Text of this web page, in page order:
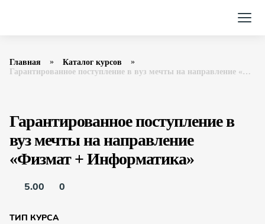
Главная
Каталог курсов
Гарантированное поступление в вуз мечты на направление «Физмат + Информатика» Фоксфорд
Гарантированное поступление в
вуз мечты на направление
«Физмат + Информатика»
5.00 0
ТИП КУРСА